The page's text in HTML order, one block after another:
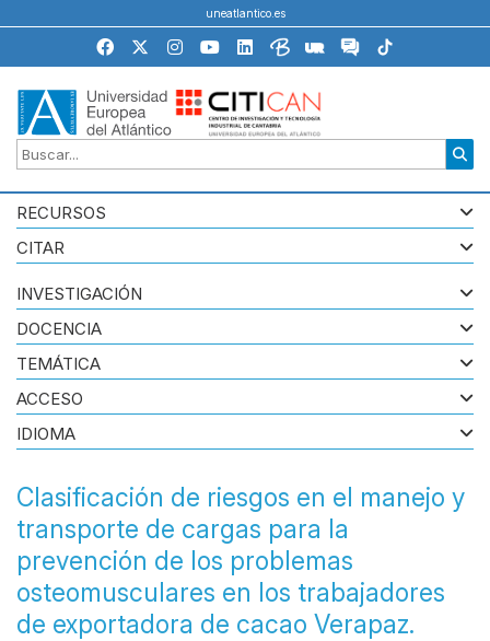
uneatlantico.es
RECURSOS
CITAR
Clasificación de riesgos en el manejo y
transporte de cargas para la
prevención de los problemas
osteomusculares en los trabajadores
de exportadora de cacao Verapaz.
INVESTIGACIÓN
DOCENCIA
TEMÁTICA
ACCESO
IDIOMA